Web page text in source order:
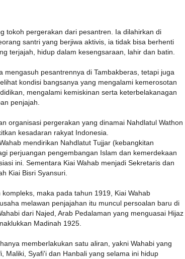
tokoh pergerakan dari pesantren. Ia dilahirkan di
santri yang berjiwa aktivis, ia tidak bisa berhenti
terjajah, hidup dalam kesengsaraan, lahir dan batin.
mengasuh pesantrennya di Tambakberas, tetapi juga
kondisi bangsanya yang mengalami kemerosotan
mengalami kemiskinan serta keterbelakanagan
penjajah.
organisasi pergerakan yang dinamai Nahdlatul Wathon
kesadaran rakyat Indonesia.
mendirikan Nahdlatut Tujjar (kebangkitan
perjuangan pengembangan Islam dan kemerdekaan
ini. Sementara Kiai Wahab menjadi Sekretaris dan
Kiai Bisri Syansuri.
maka pada tahun 1919, Kiai Wahab
melawan penjajahan itu muncul persoalan baru di
dari Najed, Arab Pedalaman yang menguasai Hijaz
Madinah 1925.
memberlakukan satu aliran, yakni Wahabi yang
Maliki, Syafi'i dan Hanbali yang selama ini hidup